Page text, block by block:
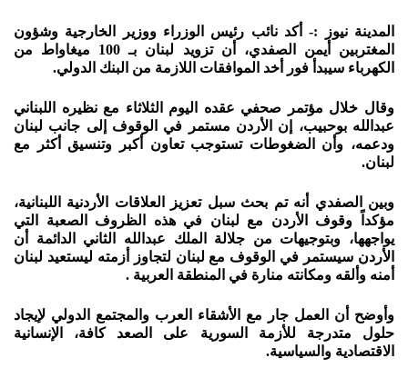
المدينة نيوز :- أكد نائب رئيس الوزراء ووزير الخارجية وشؤون
المغتربين أيمن الصفدي، أن تزويد لبنان بـ 100 ميغاواط من
الكهرباء سيبدأ فور أخد الموافقات اللازمة من البنك الدولي.
وقال خلال مؤتمر صحفي عقده اليوم الثلاثاء مع نظيره اللبناني
عبدالله بوحبيب، إن الأردن مستمر في الوقوف إلى جانب لبنان
ودعمه، وأن الضغوطات تستوجب تعاون أكبر وتنسيق أكثر مع
لبنان.
وبين الصفدي أنه تم بحث سبل تعزيز العلاقات الأردنية اللبنانية،
مؤكداً وقوف الأردن مع لبنان في هذه الظروف الصعبة التي
يواجهها، وبتوجيهات من جلالة الملك عبدالله الثاني الدائمة أن
الأردن سيستمر في الوقوف مع لبنان لتجاوز أزمته ليستعيد لبنان
أمنه وألقه ومكانته منارة في المنطقة العربية .
وأوضح أن العمل جار مع الأشقاء العرب والمجتمع الدولي لإيجاد
حلول متدرجة للأزمة السورية على الصعد كافة، الإنسانية
الاقتصادية والسياسية.